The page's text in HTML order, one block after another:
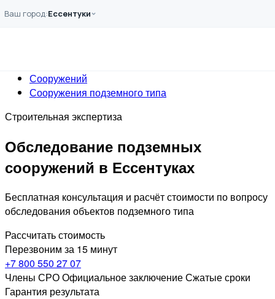
Перейти к основному содержанию
Ваш город:Ессентуки
Сооружений
Сооружения подземного типа
Строительная экспертиза
Обследование подземных
сооружений в Ессентуках
Бесплатная консультация и расчёт стоимости по вопросу
обследования объектов подземного типа
Рассчитать стоимость
Перезвоним за 15 минут
+7 800 550 27 07
Члены СРООфициальное заключениеСжатые сроки
Гарантия результата